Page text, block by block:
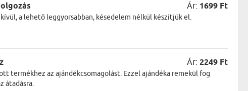
Ár: 1699 Ft
a lehető leggyorsabban, késedelem nélkül készítjük el.
Ár: 2249 Ft
termékhez az ajándékcsomagolást. Ezzel ajándéka remekül fog
átadásra.